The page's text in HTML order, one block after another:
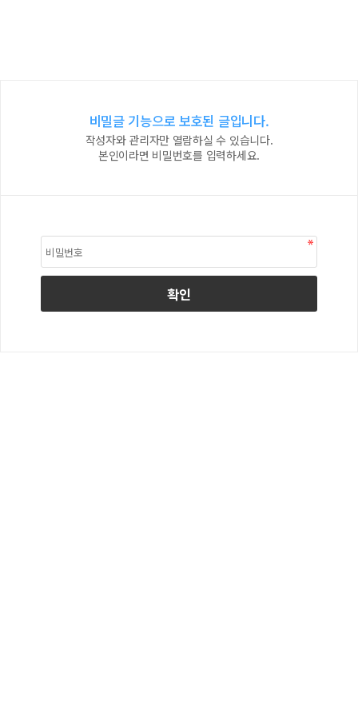
비밀글 기능으로 보호된 글입니다.
작성자와 관리자만 열람하실 수 있습니다.
본인이라면 비밀번호를 입력하세요.